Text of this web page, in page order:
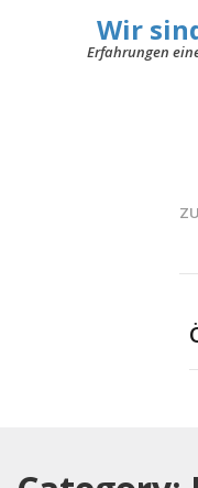
Wir
Erfahrungen